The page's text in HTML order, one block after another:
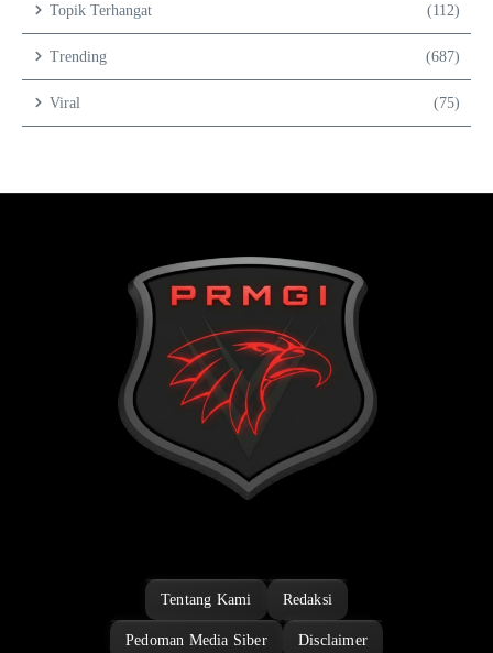
Topik Terhangat (112)
Trending (687)
Viral (75)
Tentang Kami Redaksi
Pedoman Media Siber Disclaimer